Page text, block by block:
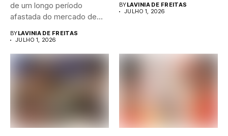
de um longo período
afastada do mercado de...
BYLAVINIA DE FREITAS
JULHO 1, 2026
BYLAVINIA DE FREITAS
JULHO 1, 2026